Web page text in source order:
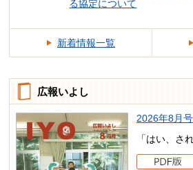
る協定について
新着情報一覧
広報いよし
2026年8月号
「はい、さ